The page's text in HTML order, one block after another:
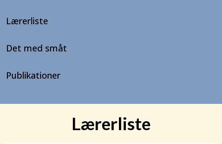
Lærerliste
Det med småt
Publikationer
Lærerliste